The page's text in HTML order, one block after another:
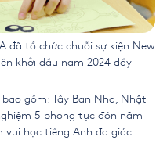
đã tổ chức chuỗi sự kiện New
khởi đầu năm 2024 đầy
bao gồm: Tây Ban Nha, Nhật
5 phong tục đón năm
vui học tiếng Anh đa giác